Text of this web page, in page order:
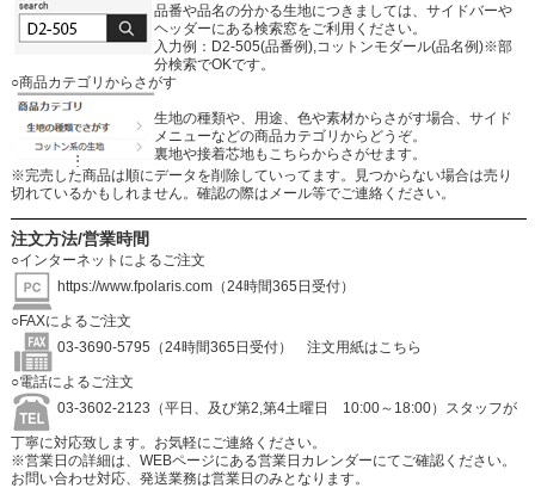
品番や品名の分かる生地につきましては、サイドバーや
ヘッダーにある検索窓をご利用ください。
入力例：D2-505(品番例),コットンモダール(品名例)※部
分検索でOKです。
○商品カテゴリからさがす
生地の種類や、用途、色や素材からさがす場合、サイド
メニューなどの商品カテゴリからどうぞ。
裏地や接着芯地もこちらからさがせます。
※完売した商品は順にデータを削除していってます。見つからない場合は売り
切れているかもしれません。確認の際はメール等でご連絡ください。
注文方法/営業時間
○インターネットによるご注文
https://www.fpolaris.com（24時間365日受付）
○FAXによるご注文
03-3690-5795（24時間365日受付）
注文用紙はこちら
○電話によるご注文
03-3602-2123（平日、及び第2,第4土曜日 10:00～18:00）スタッフが
丁寧に対応致します。お気軽にご連絡ください。
※営業日の詳細は、WEBページにある営業日カレンダーにてご確認ください。
お問い合わせ対応、発送業務は営業日のみとなります。